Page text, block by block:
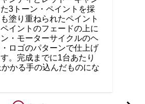
3トーン・ペイントを採
塗り重ねられたペイント
イントのフェードの上に
・モーターサイクルのヘ
ロゴのパターンで仕上げ
。完成までに1台あたり
かる手の込んだものにな